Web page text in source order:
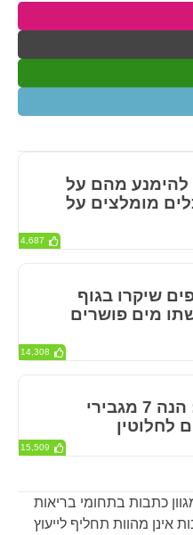
כתבות בתחומי בריאות
אינן מהוות תחליף לייעוץ
להימנע מהם על
מומלצים על
4,687
שיקרו בגוף
מים פושרים
14,308
זה לא עולה לנו: הנה 7 מגבירי
לחלוטין
15,509